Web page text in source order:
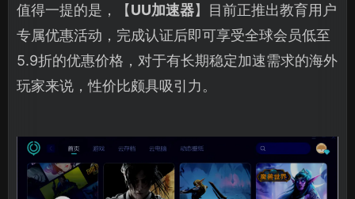
值得一提的是，【UU加速器】目前正推出教育用户
专属优惠活动，完成认证后即可享受全球会员低至
5.9折的优惠价格，对于有长期稳定加速需求的海外
玩家来说，性价比颇具吸引力。